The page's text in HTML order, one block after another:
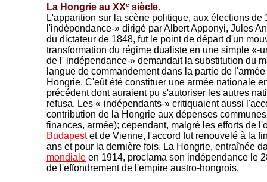
La Hongrie au XXe siècle.
L'apparition sur la scène politique, aux élections de
l'indépendance-» dirigé par Albert Apponyi, Jules
du dictateur de 1848, fut le point de départ d'un
transformation du régime dualiste en une simple «-
de l' indépendance-» demandait la substitution du
langue de commandement dans la partie de
Hongrie. C'eût été constituer une armée nationale
précédent dont auraient pu s'autoriser les autres
refusa. Les « indépendants-» critiquaient aussi
contribution de la Hongrie aux dépenses
finances, armée); cependant, malgré les efforts de
Budapestet de Vienne, l'accord fut renouvelé à la
ans et pour la dernière fois. La Hongrie, entraînée
mondiale en 1914, proclama son indépendance le
de l'effondrement de l'empire austro-hongrois.